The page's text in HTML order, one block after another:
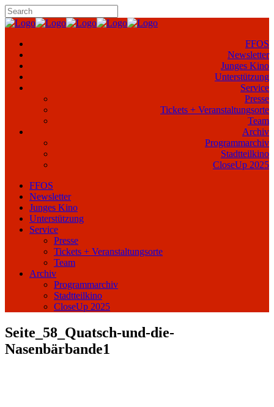
FFOS
Newsletter
Junges Kino
Unterstützung
Service
Presse
Tickets + Veranstaltungsorte
Team
Archiv
Programmarchiv
Stadtteilkino
CloseUp 2025
FFOS
Newsletter
Junges Kino
Unterstützung
Service
Presse
Tickets + Veranstaltungsorte
Team
Archiv
Programmarchiv
Stadtteilkino
CloseUp 2025
Seite_58_Quatsch-und-die-
Nasenbärbande1